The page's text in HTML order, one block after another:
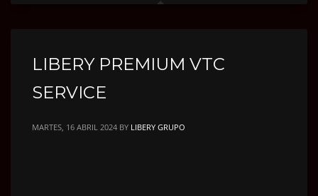
LIBERY PREMIUM VTC
SERVICE
MARTES, 16 ABRIL 2024 BY LIBERY GRUPO